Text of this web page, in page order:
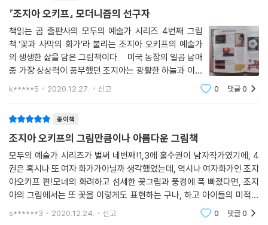
목을 봐야 비로소 무엇을 그렸는지 알 수 있는 작품도 있지요. 그래서 조지
아의 작품은 때때로 추상화처럼 보이기도 합니다. 아름다운 자연물에 자신
만의 느낌과 생각을 투영해 그린 그림은 조지아만의 독창적인 형식이 되었
습니다.
조지아는 장소의 영향을 많이 받는 화가이기도 했습니다. 뉴욕에 살 때는
하늘 높이 치솟는 고층 건물의 아름다움을, 뉴멕시코에 살 때는 드넓은 하
늘과 사막, 사막에 버려진 동물의 뼈 들을 그림에 담았지요. 비행기 창 너머
있는 그대로 그리는 것이 아니라 자신이 느끼는 대로 그렸습니다. 그래서
조지아의 그림 속 사물들은 우리 주변에 흔히 있는 익숙한 사물이라 해도
번번이 새롭고 신비로워 보입니다.
조지아 오키프의 그림이 우리에게 알려 주는 것
사물을 사실적으로 그리는 대신, 밝은색과 대담한 형태를 써서 자유롭게
『조지아 오키프』 모더니즘의 선구자
책읽는 곰 출판사의 모두의 예술가 시리즈 4번째 그림
책.‘꽃과 사막의 화가’라 불리는 조지아 오키프의 예술가
의 생생한 삶을 담은 그림책이다. 미국 농장의 일곱 남매
중 가장 상상력이 풍부했던 조지아는 광활한 하늘과 이글
거리는 주홍빛 햇살, 그리고 대초원의 아름다운 꽃을 좋아
k*****5 2020.12.27. 신고 0 댓글0
종이책
조지아 오키프의 그림만큼이나 아름다운 그림책
모두의 예술가 시리즈가 벌써 네번째!1,3에 홀수권이 남자작가였기에, 4
권은 혹시나 또 여자 화가가아닐까 생각했었는데, 역시나 여자화가인 조지
아오키프 편!모네의 화려하고 섬세한 꽃그림과 풍경에 푹 빠졌다면, 조지
아의 그림에서는 또 꽃을 이렇게도 표현하는 구나, 하고 아이들의 미적감
각을 넓혀 주기에도 아주 적합했다. 조지아의 무제(찻주전자와 꽃들)작품
s******3 2020.12.24. 신고 0 댓글0